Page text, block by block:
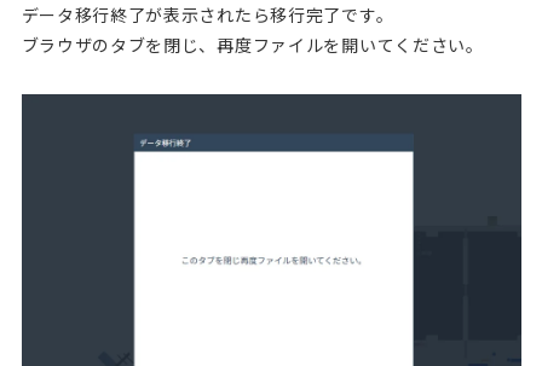
データ移行終了が表示されたら移行完了です。
ブラウザのタブを閉じ、再度ファイルを開いてください。